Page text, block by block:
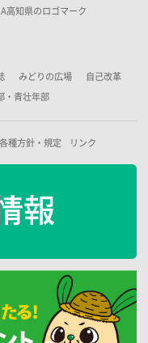
高知県のロゴマーク
みどりの広場 自己改革
・青壮年部
各種方針・規定 リンク